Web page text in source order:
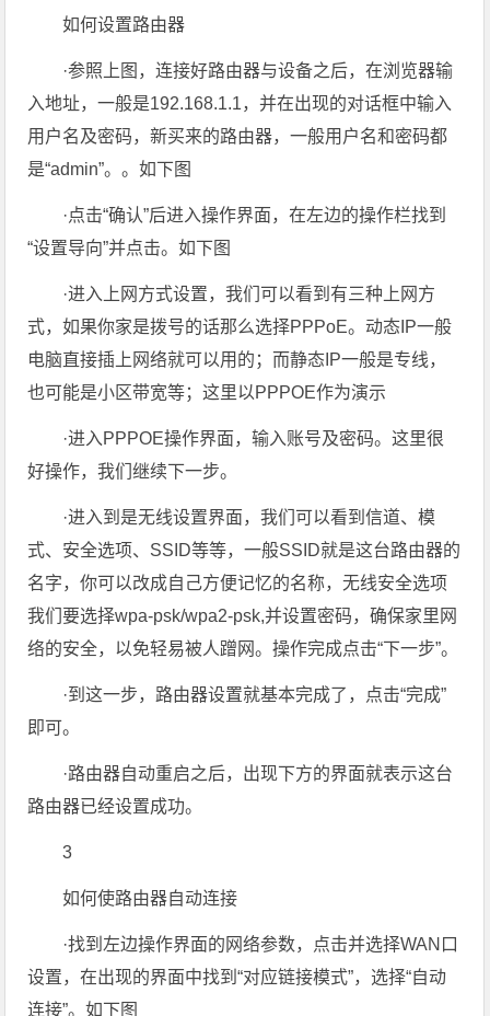
如何设置路由器
·参照上图，连接好路由器与设备之后，在浏览器输
入地址，一般是192.168.1.1，并在出现的对话框中输入
用户名及密码，新买来的路由器，一般用户名和密码都
是“admin”。。如下图
·点击“确认”后进入操作界面，在左边的操作栏找到
“设置导向”并点击。如下图
·进入上网方式设置，我们可以看到有三种上网方
式，如果你家是拨号的话那么选择PPPoE。动态IP一般
电脑直接插上网络就可以用的；而静态IP一般是专线，
也可能是小区带宽等；这里以PPPOE作为演示
·进入PPPOE操作界面，输入账号及密码。这里很
好操作，我们继续下一步。
·进入到是无线设置界面，我们可以看到信道、模
式、安全选项、SSID等等，一般SSID就是这台路由器的
名字，你可以改成自己方便记忆的名称，无线安全选项
我们要选择wpa-psk/wpa2-psk,并设置密码，确保家里网
络的安全，以免轻易被人蹭网。操作完成点击“下一步”。
·到这一步，路由器设置就基本完成了，点击“完成”
即可。
·路由器自动重启之后，出现下方的界面就表示这台
路由器已经设置成功。
3
如何使路由器自动连接
·找到左边操作界面的网络参数，点击并选择WAN口
设置，在出现的界面中找到“对应链接模式”，选择“自动
连接”。如下图